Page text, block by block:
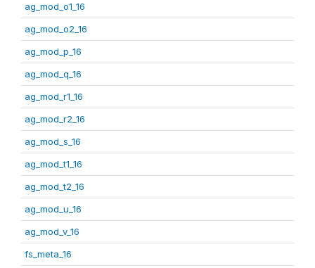
ag_mod_o1_16
ag_mod_o2_16
ag_mod_p_16
ag_mod_q_16
ag_mod_r1_16
ag_mod_r2_16
ag_mod_s_16
ag_mod_t1_16
ag_mod_t2_16
ag_mod_u_16
ag_mod_v_16
fs_meta_16